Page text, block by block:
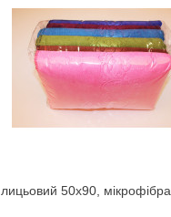
50х90, мікрофібра